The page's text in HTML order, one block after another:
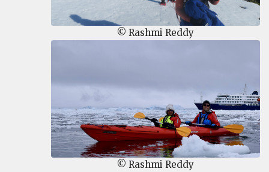
© Rashmi Reddy
© Rashmi Reddy